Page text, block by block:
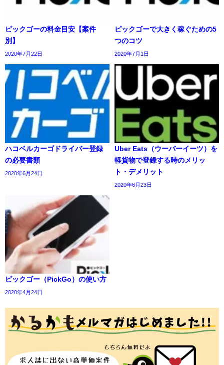
ピックゴーの料金目安【案件
別】
2020年7月22日
ピックゴーで大きく稼ぐための5
つのコツ
2020年7月1日
ハコベルカーゴドライバー登録
の必要書類
2020年6月24日
Uber Eats（ウーバーイーツ）を
軽貨物で登録する時のメリッ
ト・デメリット
2020年6月23日
ピックゴー（PickGo）の使い方
2020年4月24日